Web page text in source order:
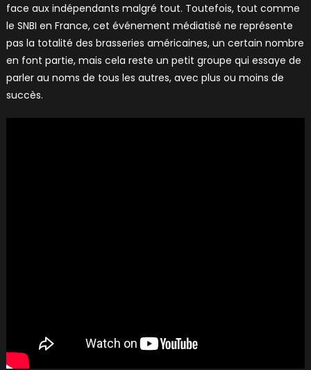
face aux indépendants malgré tout. Toutefois, tout comme
le SNBI en France, cet événement médiatisé ne représente
pas la totalité des brasseries américaines, un certain nombre
en font partie, mais cela reste un petit groupe qui essaye de
parler au noms de tous les autres, avec plus ou moins de
succès.